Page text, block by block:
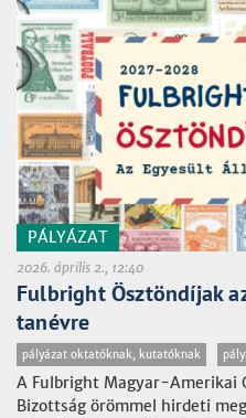
PÁLYÁZAT
2026. április 2., 12:40
Fulbright Ösztöndíjak
tanévre
pályázat oktatóknak, kutatóknak
A Fulbright Magyar-Amerikai
Bizottság örömmel hirdeti